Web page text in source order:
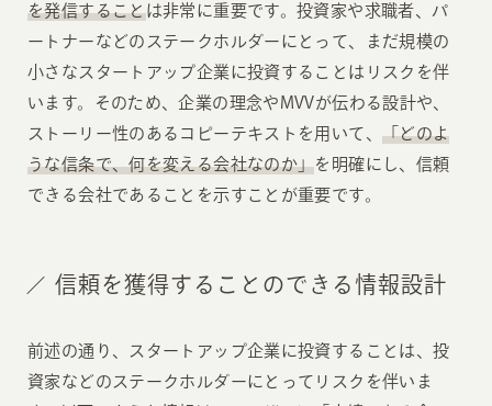
を発信することは非常に重要です。投資家や求職者、パ
ートナーなどのステークホルダーにとって、まだ規模の
小さなスタートアップ企業に投資することはリスクを伴
います。そのため、企業の理念やMVVが伝わる設計や、
ストーリー性のあるコピーテキストを用いて、 「どのよ
うな信条で、何を変える会社なのか」を明確にし、信頼
できる会社であることを示すことが重要です。
信頼を獲得することのできる情報設計
前述の通り、スタートアップ企業に投資することは、投
資家などのステークホルダーにとってリスクを伴いま